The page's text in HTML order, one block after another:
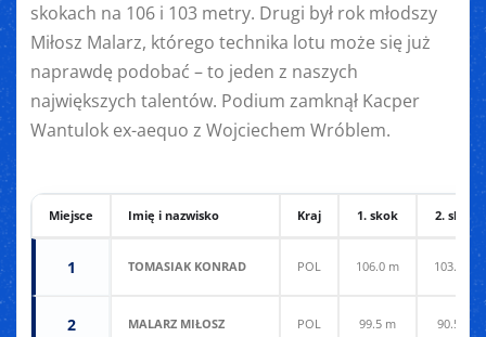
skokach na 106 i 103 metry. Drugi był rok młodszy
Miłosz Malarz, którego technika lotu może się już
naprawdę podobać – to jeden z naszych
największych talentów. Podium zamknął Kacper
Wantulok ex-aequo z Wojciechem Wróblem.
Miejsce Imię i nazwisko Kraj 1. skok 2. skok
1 TOMASIAK KONRAD POL 106.0 m 103.0 m
2 MALARZ MIŁOSZ POL 99.5 m 90.5 m